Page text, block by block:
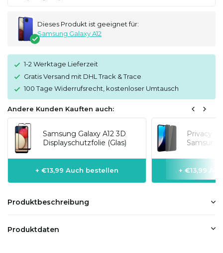
Dieses Produkt ist geeignet für:
Samsung Galaxy A12
1-2 Werktage Lieferzeit
Gratis Versand mit DHL Track & Trace
100 Tage Widerrufsrecht, kostenloser Umtausch
Andere Kunden Kauften auch:
Samsung Galaxy A12 3D
Displayschutzfolie (Glas)
+ €13,99 Auch bestellen
Privacy
Samsung
+ €13,99
Produktbeschreibung
Produktdaten